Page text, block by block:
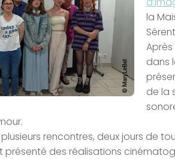
la
dans
de la
rencontres, deux jours de
des réalisations